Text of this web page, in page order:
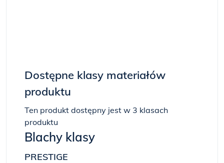
Dostępne klasy materiałów
produktu
Ten produkt dostępny jest w 3 klasach
produktu
Blachy klasy
PRESTIGE